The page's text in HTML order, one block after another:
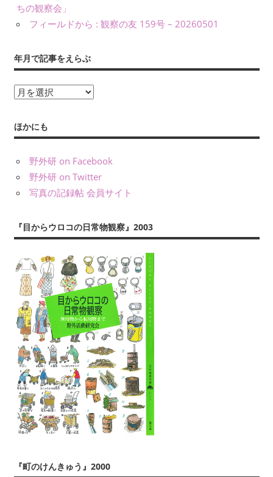
り、
公
て
ま
ちの観察会」
フィールドから : 観察の友 159号 – 20260501
年月で記事をえらぶ
年
で
記
ほかにも
野外研 on Facebook
野外研 on Twitter
写真の記録帖 会員サイト
『目からウロコの日常物観察』2003
『町のけんきゅう』2000